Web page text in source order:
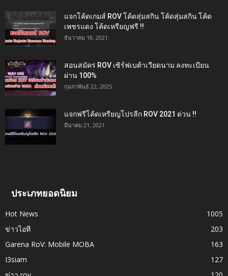
แจกโค้ดเกมส์ ROV โค้ดสุ่มสกิน โค้ดสุ่มสกิน โค้ด
เพชรแดง โค้ดเหรียญฟรี !!
ธันวาคม 18, 2021
สอนสมัคร ROV เซิร์ฟเบต้าเวียดนาม ลงทะเบียน
ผ่าน 100%
กุมภาพันธ์ 22, 2025
แจกฟรีโค้ดเหรียญโปรลีก ROV 2021 ด่วน !!
มีนาคม 21, 2021
ประเภทยอดนิยม
Hot News
1005
ข่าวไอที
203
Garena RoV: Mobile MOBA
163
I3siam
127